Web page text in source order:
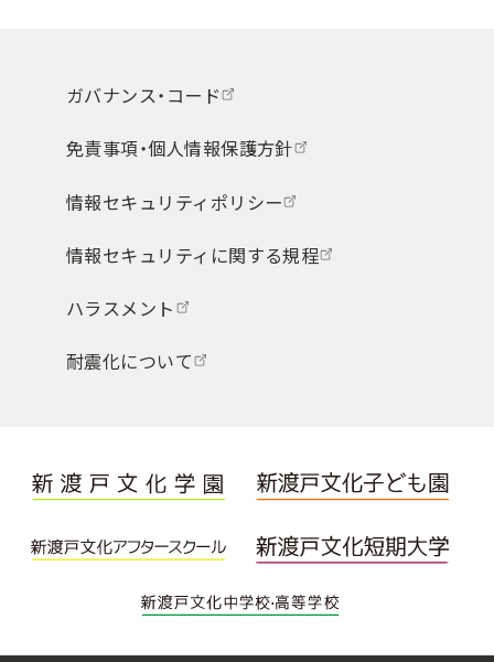
ガバナンス・コード
免責事項・個人情報保護方針
情報セキュリティポリシー
情報セキュリティに関する規程
ハラスメント
耐震化について